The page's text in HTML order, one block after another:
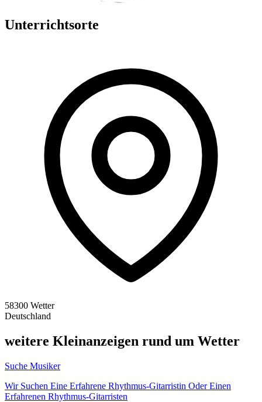
Unterrichtsorte
58300 Wetter
Deutschland
weitere Kleinanzeigen rund um Wetter
Suche Musiker
Wir Suchen Eine Erfahrene Rhythmus-Gitarristin Oder Einen
Erfahrenen Rhythmus-Gitarristen